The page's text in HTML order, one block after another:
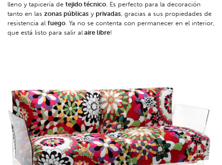
lleno y tapicería de tejido técnico. Es perfecto para la decoración
tanto en las zonas públicas y privadas, gracias a sus propiedades de
resistencia al fuego. Ya no se contenta con permanecer en el interior,
que está listo para salir al aire libre!